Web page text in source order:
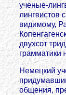
ученые-
лингвистов
видимому,
двухсот
грамматики
Немецкий
общения,